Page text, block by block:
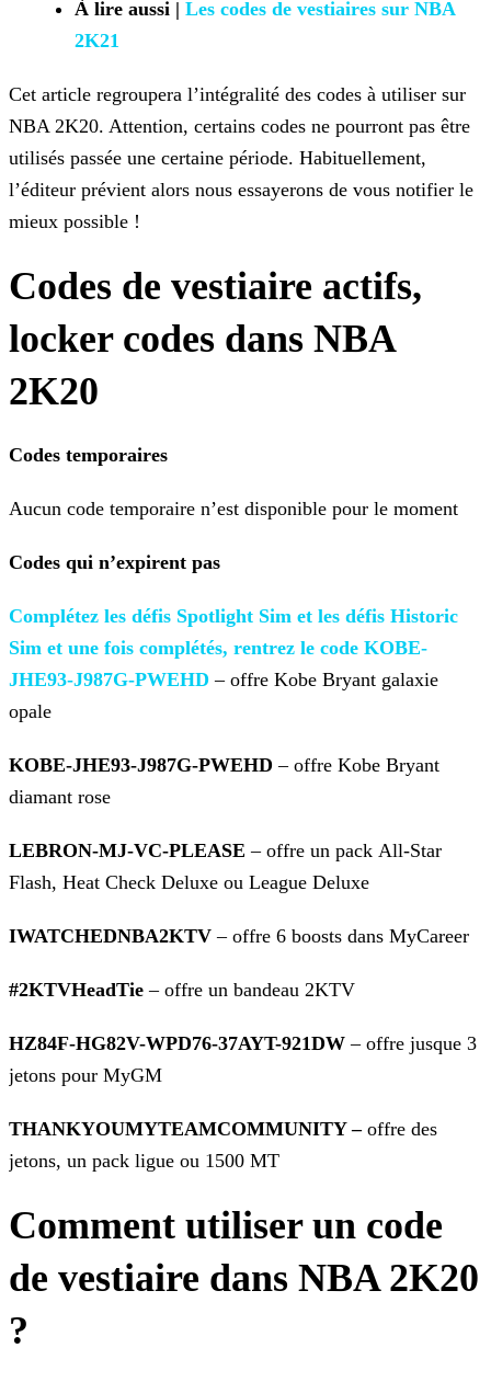
À lire aussi | Les codes de vestiaires sur NBA
2K21
Cet article regroupera l’intégralité des codes à utiliser sur
NBA 2K20. Attention, certains codes ne pourront pas être
utilisés passée une certaine période. Habituellement,
l’éditeur prévient alors nous essayerons de vous notifier le
mieux possible !
Codes de vestiaire actifs,
locker codes dans NBA
2K20
Codes temporaires
Aucun code temporaire n’est disponible pour le moment
Codes qui n’expirent pas
Complétez les défis Spotlight Sim et les défis Historic
Sim et une fois complétés, rentrez le code KOBE-
JHE93-J987G-PWEHD – offre Kobe Bryant galaxie
opale
KOBE-JHE93-J987G-PWEHD – offre Kobe Bryant
diamant rose
LEBRON-MJ-VC-PLEASE – offre un pack All-Star
Flash, Heat Check Deluxe ou League Deluxe
IWATCHEDNBA2KTV – offre 6 boosts dans MyCareer
#2KTVHeadTie – offre un bandeau 2KTV
HZ84F-HG82V-WPD76-37AYT-921DW – offre jusque 3
jetons pour MyGM
THANKYOUMYTEAMCOMMUNITY –offre des
jetons, un pack ligue ou 1500 MT
Comment utiliser un code
de vestiaire dans NBA 2K20
?